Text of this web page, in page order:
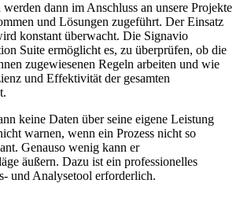
dann im Anschluss an unsere Projekte
und Lösungen zugeführt. Der Einsatz
konstant überwacht. Die Signavio
Suite ermöglicht es, zu überprüfen, ob die
zugewiesenen Regeln arbeiten und wie
und Effektivität der gesamten
keine Daten über seine eigene Leistung
warnen, wenn ein Prozess nicht so
Genauso wenig kann er
äußern. Dazu ist ein professionelles
und Analysetool erforderlich.